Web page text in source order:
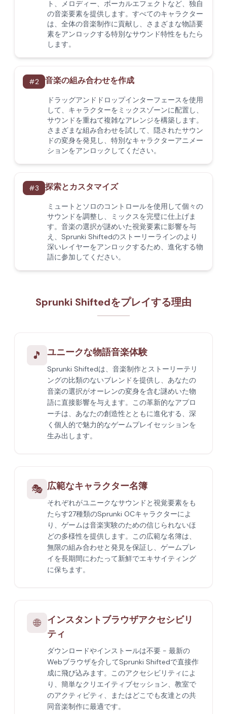
ト、メロディー、ボーカルエフェクトなど、独自
の音楽要素を提供します。すべてのキャラクター
は、全体の音楽制作に貢献し、さまざまな物語要
素をアンロックする特別なサウンド特性をもたら
します。
#2 音楽の組み合わせを作成
ドラッグアンドドロップインターフェースを使用
して、キャラクターをミックスゾーンに配置し、
サウンドを重ねて複雑なアレンジを構築します。
さまざまな組み合わせを試して、隠されたサウン
ドの変身を発見し、特別なキャラクターアニメー
ションをアンロックしてください。
#3 探索とカスタマイズ
ミュートとソロのコントロールを使用して個々の
サウンドを調整し、ミックスを完璧に仕上げま
す。音楽の選択が謎めいた視覚要素に影響を与
え、Sprunki Shiftedのストーリーラインのより
深いレイヤーをアンロックするため、進化する物
語に参加してください。
Sprunki Shiftedをプレイする理由
🎵 ユニークな物語音楽体験
Sprunki Shiftedは、音楽制作とストーリーテリ
ングの比類のないブレンドを提供し、あなたの
音楽の選択がオーレンの変身を含む謎めいた物
語に直接影響を与えます。この革新的なアプロ
ーチは、あなたの創造性とともに進化する、深
く個人的で魅力的なゲームプレイセッションを
生み出します。
🎭 広範なキャラクター名簿
それぞれがユニークなサウンドと視覚要素をも
たらす27種類のSprunki OCキャラクターによ
り、ゲームは音楽実験のための信じられないほ
どの多様性を提供します。この広範な名簿は、
無限の組み合わせと発見を保証し、ゲームプレ
イを長期間にわたって新鮮でエキサイティング
に保ちます。
🌐
インスタントブラウザアクセシビリ
ティ
ダウンロードやインストールは不要 - 最新の
Webブラウザを介してSprunki Shiftedで直接作
成に飛び込みます。このアクセシビリティによ
り、簡単なクリエイティブセッション、教室で
のアクティビティ、またはどこでも友達との共
同音楽制作に最適です。